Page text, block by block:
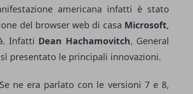
americana infatti è stato
del browser web di casa Microsoft,
Infatti Dean Hachamovitch, General
presentato le principali innovazioni.
ne era parlato con le versioni 7 e 8,